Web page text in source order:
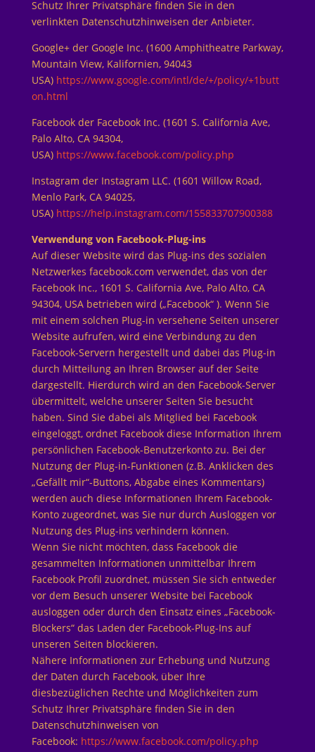
Schutz Ihrer Privatsphäre finden Sie in den
verlinkten Datenschutzhinweisen der Anbieter.
Google+ der Google Inc. (1600 Amphitheatre Parkway,
Mountain View, Kalifornien, 94043
USA) https://www.google.com/intl/de/+/policy/+1butt
on.html
Facebook der Facebook Inc. (1601 S. California Ave,
Palo Alto, CA 94304,
USA) https://www.facebook.com/policy.php
Instagram der Instagram LLC. (1601 Willow Road,
Menlo Park, CA 94025,
USA) https://help.instagram.com/155833707900388
Verwendung von Facebook-Plug-ins
Auf dieser Website wird das Plug-ins des sozialen
Netzwerkes facebook.com verwendet, das von der
Facebook Inc., 1601 S. California Ave, Palo Alto, CA
94304, USA betrieben wird („Facebook“ ). Wenn Sie
mit einem solchen Plug-in versehene Seiten unserer
Website aufrufen, wird eine Verbindung zu den
Facebook-Servern hergestellt und dabei das Plug-in
durch Mitteilung an Ihren Browser auf der Seite
dargestellt. Hierdurch wird an den Facebook-Server
übermittelt, welche unserer Seiten Sie besucht
haben. Sind Sie dabei als Mitglied bei Facebook
eingeloggt, ordnet Facebook diese Information Ihrem
persönlichen Facebook-Benutzerkonto zu. Bei der
Nutzung der Plug-in-Funktionen (z.B. Anklicken des
„Gefällt mir“-Buttons, Abgabe eines Kommentars)
werden auch diese Informationen Ihrem Facebook-
Konto zugeordnet, was Sie nur durch Ausloggen vor
Nutzung des Plug-ins verhindern können.
Wenn Sie nicht möchten, dass Facebook die
gesammelten Informationen unmittelbar Ihrem
Facebook Profil zuordnet, müssen Sie sich entweder
vor dem Besuch unserer Website bei Facebook
ausloggen oder durch den Einsatz eines „Facebook-
Blockers“ das Laden der Facebook-Plug-Ins auf
unseren Seiten blockieren.
Nähere Informationen zur Erhebung und Nutzung
der Daten durch Facebook, über Ihre
diesbezüglichen Rechte und Möglichkeiten zum
Schutz Ihrer Privatsphäre finden Sie in den
Datenschutzhinweisen von
Facebook: https://www.facebook.com/policy.php